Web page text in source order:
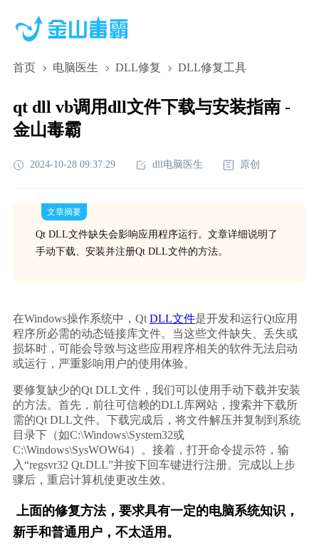
首页 电脑医生 DLL修复 DLL修复工具
qt dll vb调用dll文件下载与安装指南 -
金山毒霸
2024-10-28 09:37:29 dll电脑医生 原创
文章摘要
Qt DLL文件缺失会影响应用程序运行。文章详细说明了
手动下载、安装并注册Qt DLL文件的方法。
在Windows操作系统中，Qt DLL文件是开发和运行Qt应用
程序所必需的动态链接库文件。当这些文件缺失、丢失或
损坏时，可能会导致与这些应用程序相关的软件无法启动
或运行，严重影响用户的使用体验。
要修复缺少的Qt DLL文件，我们可以使用手动下载并安装
的方法。首先，前往可信赖的DLL库网站，搜索并下载所
需的Qt DLL文件。下载完成后，将文件解压并复制到系统
目录下（如C:\Windows\System32或
C:\Windows\SysWOW64）。接着，打开命令提示符，输
入“regsvr32 Qt.DLL”并按下回车键进行注册。完成以上步
骤后，重启计算机使更改生效。
上面的修复方法，要求具有一定的电脑系统知识，
新手和普通用户，不太适用。